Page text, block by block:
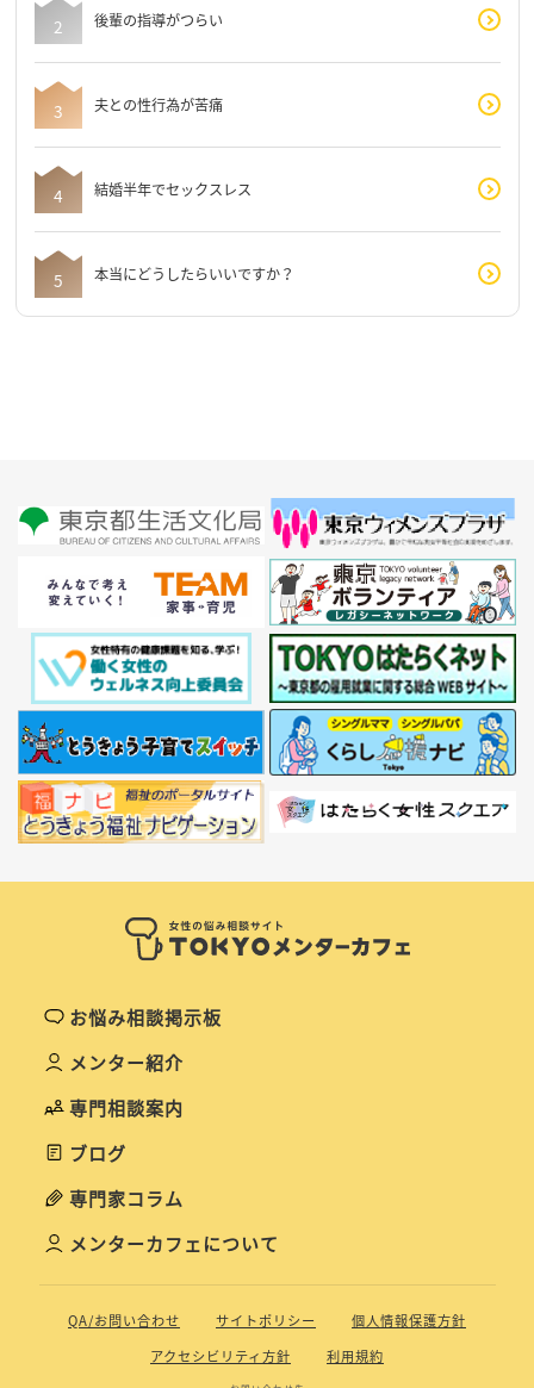
後輩の指導がつらい
夫との性行為が苦痛
結婚半年でセックスレス
本当にどうしたらいいですか？
お悩み相談掲示板
メンター紹介
専門相談案内
ブログ
専門家コラム
メンターカフェについて
QA/お問い合わせ サイトポリシー
個人情報保護方針
アクセシビリティ方針
利用規約